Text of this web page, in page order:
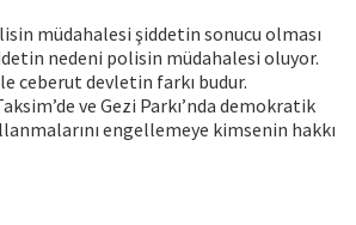
müdahalesi şiddetin sonucu olması
nedeni polisin müdahalesi oluyor.
ceberut devletin farkı budur.
ve Gezi Parkı’nda demokratik
engellemeye kimsenin hakkı